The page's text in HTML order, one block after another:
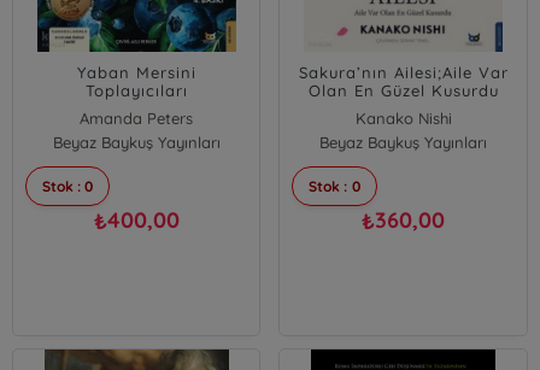
Yaban Mersini
Toplayıcıları
Amanda Peters
Beyaz Baykuş Yayınları
Stok : 0
₺400,00
Sakura’nın Ailesi;Aile Var
Olan En Güzel Kusurdu
Kanako Nishi
Beyaz Baykuş Yayınları
Stok : 0
₺360,00